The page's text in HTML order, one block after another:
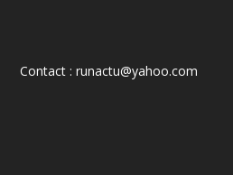
Contact : runactu@yahoo.com